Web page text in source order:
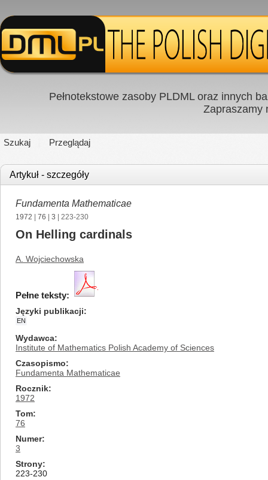
Pełnotekstowe zasoby PLDML oraz innych
Zapraszamy
Szukaj Przeglądaj
Artykuł - szczegóły
Fundamenta Mathematicae
1972 76 3 | 223-230
On Helling cardinals
A. Wojciechowska
Pełne teksty:
Języki publikacji
EN
Wydawca
Institute of Mathematics Polish Academy of Sciences
Czasopismo
Fundamenta Mathematicae
Rocznik
1972
Tom
76
Numer
3
Strony
223-230